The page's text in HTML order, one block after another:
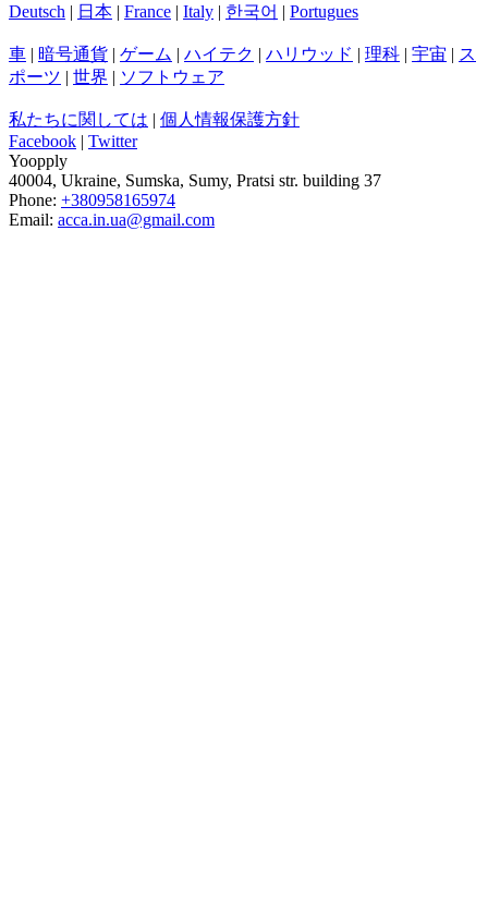
Deutsch | 日本 | France | Italy | 한국어 | Portugues
車 | 暗号通貨 | ゲーム | ハイテク | ハリウッド | 理科 | 宇宙 | ス
ポーツ | 世界 | ソフトウェア
私たちに関しては | 個人情報保護方針
Facebook | Twitter
Yoopply
40004, Ukraine, Sumska, Sumy, Pratsi str. building 37
Phone: +380958165974
Email: acca.in.ua@gmail.com